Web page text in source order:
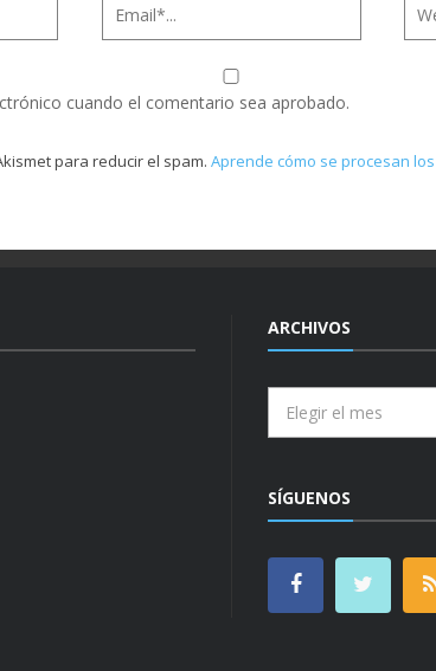
cuando el comentario sea aprobado.
para reducir el spam. Aprende cómo se procesan
ARCHIVOS
SÍGUENOS